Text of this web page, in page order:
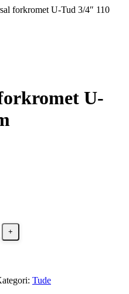
forkromet U-Tud 3/4″ 110
U-
Tude